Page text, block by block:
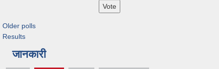
Older polls
Results
जानकारी